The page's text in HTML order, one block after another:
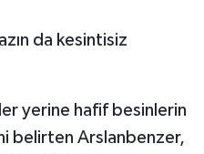
da kesintisiz
yerine hafif besinlerin
belirten Arslanbenzer,